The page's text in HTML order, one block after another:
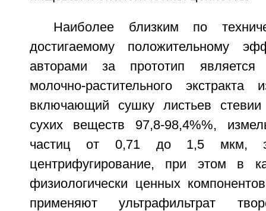
Наиболее близким по
достигаемому положительному
авторами за прототип является
молочно-растительного
включающий сушку листьев
сухих веществ 97,8-98,4%%,
частиц от 0,71 до 1,5 мкм,
центрифугирование, при этом в
физиологически ценных
применяют ультрафильтрат